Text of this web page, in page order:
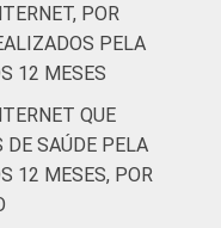
Regional de
da
(Cetic.br),
de Internet no
- Edição 4.
POR
PELA
12 MESES
QUE
DE SAÚDE PELA
12 MESES, POR